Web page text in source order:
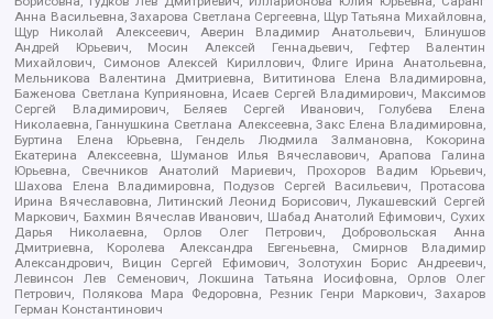
Анна Васильевна, Захарова Светлана Сергеевна, Щур Татьяна Михайловна,
Щур Николай Алексеевич, Аверин Владимир Анатольевич, Блинушов
Андрей Юрьевич, Мосин Алексей Геннадьевич, Гефтер Валентин
Михайлович, Симонов Алексей Кириллович, Флиге Ирина Анатольевна,
Мельникова Валентина Дмитриевна, Вититинова Елена Владимировна,
Баженова Светлана Куприяновна, Исаев Сергей Владимирович, Максимов
Сергей Владимирович, Беляев Сергей Иванович, Голубева Елена
Николаевна, Ганнушкина Светлана Алексеевна, Закс Елена Владимировна,
Буртина Елена Юрьевна, Гендель Людмила Залмановна, Кокорина
Екатерина Алексеевна, Шуманов Илья Вячеславович, Арапова Галина
Юрьевна, Свечников Анатолий Мариевич, Прохоров Вадим Юрьевич,
Шахова Елена Владимировна, Подузов Сергей Васильевич, Протасова
Ирина Вячеславовна, Литинский Леонид Борисович, Лукашевский Сергей
Маркович, Бахмин Вячеслав Иванович, Шабад Анатолий Ефимович, Сухих
Дарья Николаевна, Орлов Олег Петрович, Добровольская Анна
Дмитриевна, Королева Александра Евгеньевна, Смирнов Владимир
Александрович, Вицин Сергей Ефимович, Золотухин Борис Андреевич,
Левинсон Лев Семенович, Локшина Татьяна Иосифовна, Орлов Олег
Петрович, Полякова Мара Федоровна, Резник Генри Маркович, Захаров
Герман Константинович